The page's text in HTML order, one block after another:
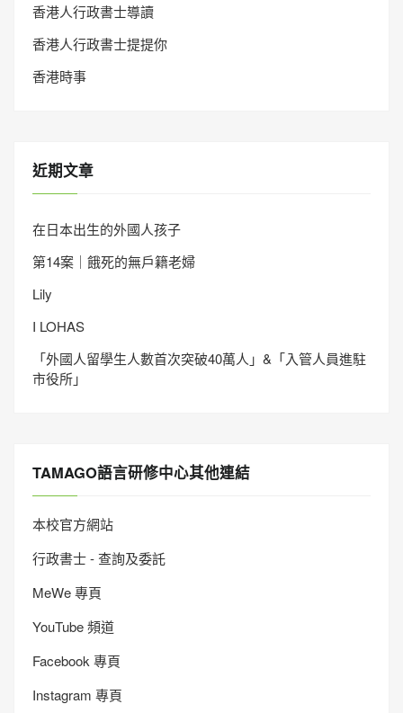
香港人行政書士導讀
香港人行政書士提提你
香港時事
近期文章
在日本出生的外國人孩子
第14案｜餓死的無戶籍老婦
Lily
I LOHAS
「外國人留學生人數首次突破40萬人」&「入管人員進駐
市役所」
TAMAGO語言研修中心其他連結
本校官方網站
行政書士 - 查詢及委託
MeWe 專頁
YouTube 頻道
Facebook 專頁
Instagram 專頁